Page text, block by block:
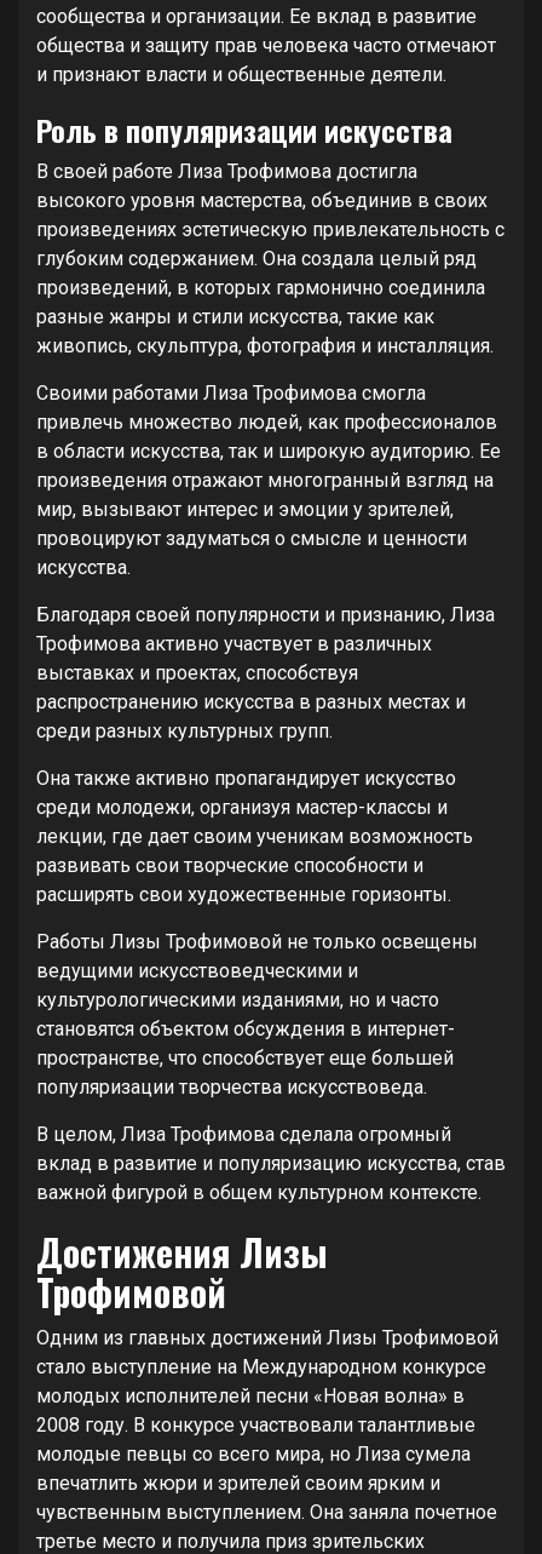
сообщества и организации. Ее вклад в развитие
общества и защиту прав человека часто отмечают
и признают власти и общественные деятели.
Роль в популяризации искусства
В своей работе Лиза Трофимова достигла
высокого уровня мастерства, объединив в своих
произведениях эстетическую привлекательность с
глубоким содержанием. Она создала целый ряд
произведений, в которых гармонично соединила
разные жанры и стили искусства, такие как
живопись, скульптура, фотография и инсталляция.
Своими работами Лиза Трофимова смогла
привлечь множество людей, как профессионалов
в области искусства, так и широкую аудиторию. Ее
произведения отражают многогранный взгляд на
мир, вызывают интерес и эмоции у зрителей,
провоцируют задуматься о смысле и ценности
искусства.
Благодаря своей популярности и признанию, Лиза
Трофимова активно участвует в различных
выставках и проектах, способствуя
распространению искусства в разных местах и
среди разных культурных групп.
Она также активно пропагандирует искусство
среди молодежи, организуя мастер-классы и
лекции, где дает своим ученикам возможность
развивать свои творческие способности и
расширять свои художественные горизонты.
Работы Лизы Трофимовой не только освещены
ведущими искусствоведческими и
культурологическими изданиями, но и часто
становятся объектом обсуждения в интернет-
пространстве, что способствует еще большей
популяризации творчества искусствоведа.
В целом, Лиза Трофимова сделала огромный
вклад в развитие и популяризацию искусства, став
важной фигурой в общем культурном контексте.
Достижения Лизы
Трофимовой
Одним из главных достижений Лизы Трофимовой
стало выступление на Международном конкурсе
молодых исполнителей песни «Новая волна» в
2008 году. В конкурсе участвовали талантливые
молодые певцы со всего мира, но Лиза сумела
впечатлить жюри и зрителей своим ярким и
чувственным выступлением. Она заняла почетное
третье место и получила приз зрительских